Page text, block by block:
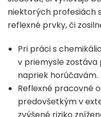
niektorých profesiách
reflexné prvky, či
Pri práci s
v priemysle
napriek horúčavám.
Reflexné pracovné
predovšetkým v
zvýšené riziko